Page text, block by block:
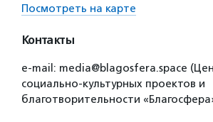
Посмотреть на карте
Контакты
e-mail: media@blagosfera.space
социально-культурных проектов и
благотворительности